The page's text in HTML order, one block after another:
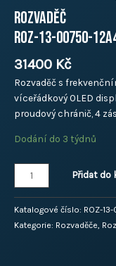
Rozvaděč
ROZ-13-00750-
31400 Kč
Rozvaděč s
víceřádkový OLED
proudový chránič, 4
Dodání do 3 týdnů
Přidat do
Katalogové číslo: ROZ-
Kategorie: Rozvaděče,